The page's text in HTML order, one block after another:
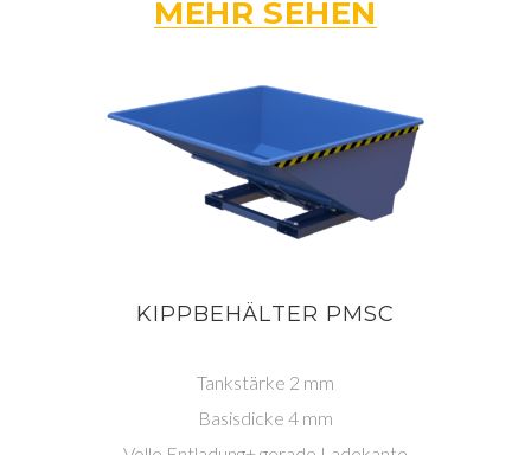
MEHR SEHEN
KIPPBEHÄLTER PMSC
Tankstärke 2 mm
Basisdicke 4 mm